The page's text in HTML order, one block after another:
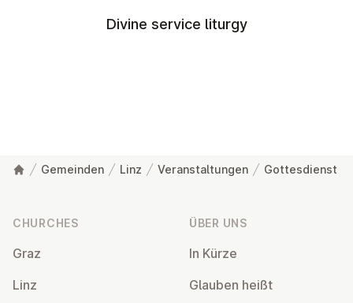
Divine service liturgy
Gemeinden Linz Veranstaltungen Gottesdienst
CHURCHES
Graz
Linz
ÜBER UNS
In Kürze
Glauben heißt